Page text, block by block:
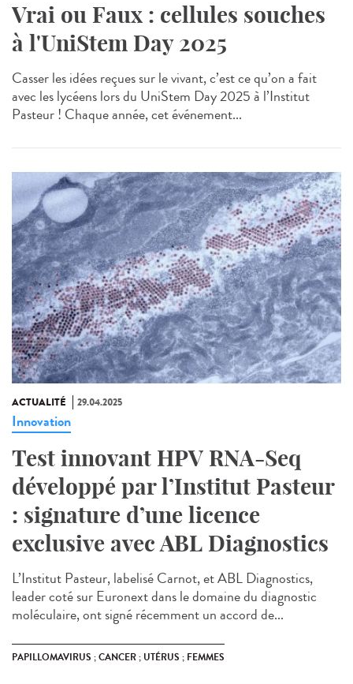
Vrai ou Faux : cellules souches
à l'UniStem Day 2025
Casser les idées reçues sur le vivant, c’est ce qu’on a fait
avec les lycéens lors du UniStem Day 2025 à l’Institut
Pasteur ! Chaque année, cet événement...
ACTUALITÉ 29.04.2025
Innovation
Test innovant HPV RNA-Seq
développé par l’Institut Pasteur
: signature d’une licence
exclusive avec ABL Diagnostics
L’Institut Pasteur, labelisé Carnot, et ABL Diagnostics,
leader coté sur Euronext dans le domaine du diagnostic
moléculaire, ont signé récemment un accord de...
PAPILLOMAVIRUS ; CANCER ; UTÉRUS ; FEMMES